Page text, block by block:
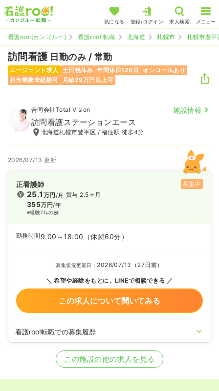
気になる 登録/ログイン 求人検索 メニュー
看護roo![カンゴルー] 看護roo! 転職 北海道 札幌市 札幌市豊平
訪問看護 日勤のみ / 常勤
エージェント求人 土日祝休み 年間休日120日
オンコールあり
担当業務未経験可
月給29万円以上可
合同会社Total Vision 施設情報
訪問看護ステーションエース
北海道札幌市豊平区 / 福住駅 徒歩4分
2026/07/13 更新
正看護師 募集中
25.1 万円/月
355万円/年
※経験7年の例
賞与 2.5ヶ月
勤務時間 9:00～18:00 （休憩60分）
募集状況更新日： 2026/07/13（27日前）
希望や経験をもとに、LINEで相談できる
この求人について聞いてみる
看護roo!転職での募集履歴
この施設の他の求人を見る